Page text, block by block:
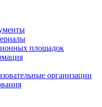
площадок
организации